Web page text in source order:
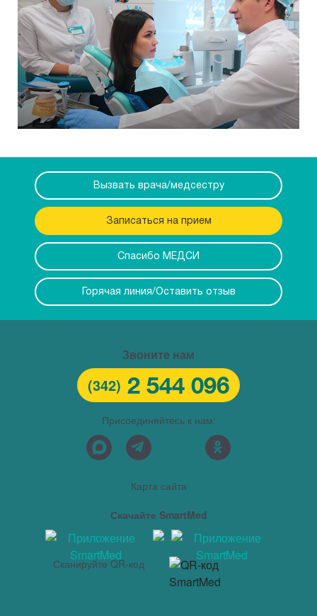
Вызвать врача/медсестру
Записаться на прием
Спасибо МЕДСИ
Горячая линия/Оставить отзыв
Звоните нам
(342) 2 544 096
Присоединяйтесь к нам:
Карта сайта
Скачайте SmartMed
Сканируйте QR-код